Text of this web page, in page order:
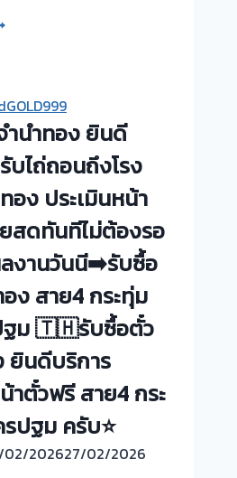
ง
น
ขวาง
ครับ
คา
ำนำทอง ยินดี
บไถ่ถอนถึงโรง
อง ประเมินหน้า
สดทันทีไม่ต้องรอ
งานวันนี➡️รับซื้อ
ง สาย4 กระทุ่ม
ฐม 🇹🇭รับซื้อตั๋ว
ยินดีบริการ
าตั๋วฟรี สาย4 กระ
ปฐม ครับ⭐
02/202627/02/2026